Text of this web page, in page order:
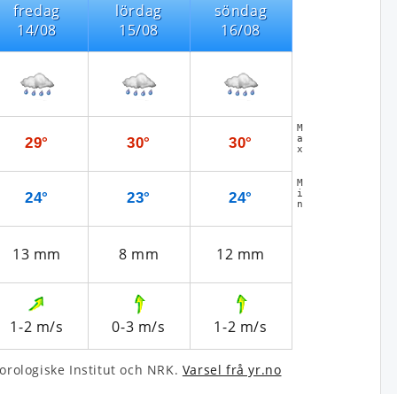
fredag
14/08
lördag
15/08
söndag
16/08
29° 30° 30°
M
a
x
24° 23° 24°
M
i
n
13 mm 8 mm 12 mm
1-2 m/s 0-3 m/s 1-2 m/s
Institut och NRK. Varsel frå yr.no